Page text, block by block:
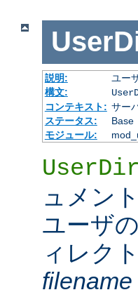
説明:
ユー
構文:
コンテキスト: サー
ステータス:
Base
モジュール:
UserDir
ュメン
ユーザ
ィレク
filename